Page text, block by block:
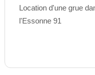
Location d'une grue
l'Essonne 91